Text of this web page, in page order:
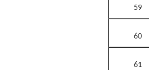
59
60
61